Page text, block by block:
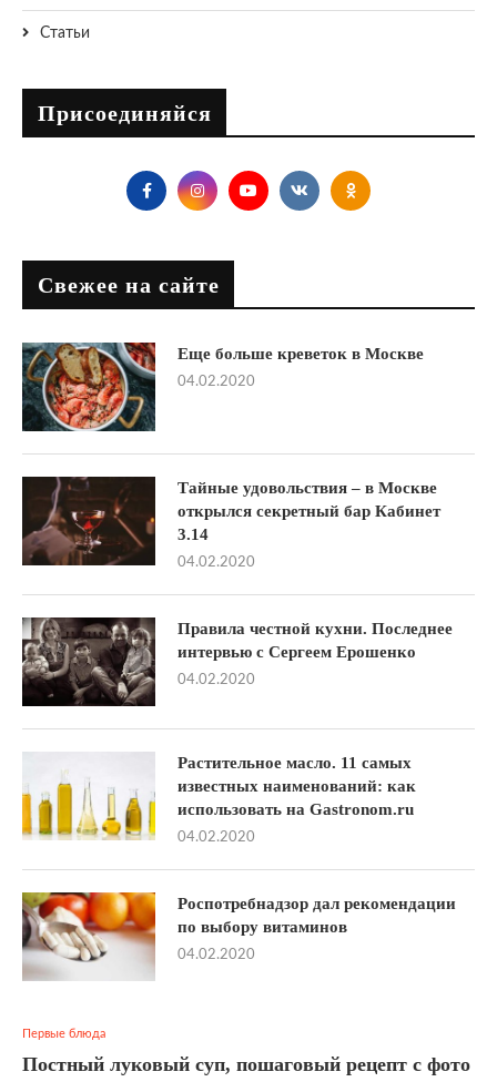
Первые блюда
Постный луковый суп, пошаговый рецепт с фото
Статьи
Присоединяйся
Свежее на сайте
Еще больше креветок в Москве
04.02.2020
Тайные удовольствия – в Москве
открылся секретный бар Кабинет
3.14
04.02.2020
Правила честной кухни. Последнее
интервью с Сергеем Ерошенко
04.02.2020
Растительное масло. 11 самых
известных наименований: как
использовать на Gastronom.ru
04.02.2020
Роспотребнадзор дал рекомендации
по выбору витаминов
04.02.2020